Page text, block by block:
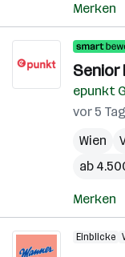
Merken
Senior
epunkt
vor 5
Wien
ab
Merken
Einblicke